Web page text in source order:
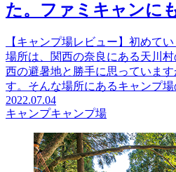
た。ファミキャンに
【キャンプ場レビュー】初めて
場所は、関西の奈良にある天川
西の避暑地と勝手に思っていま
す。そんな場所にあるキャンプ場
2022.07.04
キャンプキャンプ場